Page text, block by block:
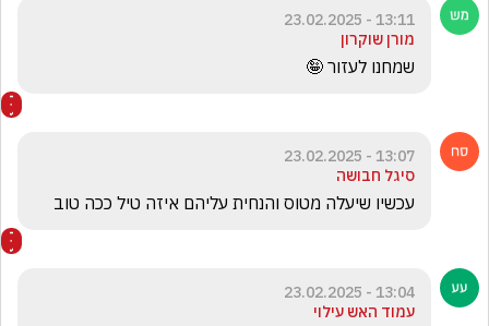
13:11 - 23.02.2025
מורן שוקרון
שמחנו לעזור 🤪
13:07 - 23.02.2025
סיגל חבושה
עכשיו שיעלה מטוס והנחית עליהם איזה טיל ככה טוב
13:04 - 23.02.2025
עמוד האש עילוי